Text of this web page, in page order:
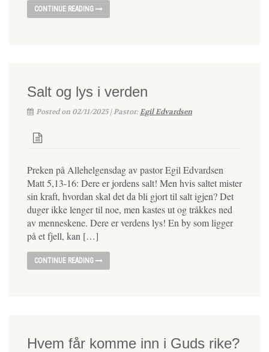
CONTINUE READING
Salt og lys i verden
Posted on 02/11/2025 | Pastor:Egil Edvardsen
Preken på Allehelgensdag av pastor Egil Edvardsen
Matt 5,13-16: Dere er jordens salt! Men hvis saltet mister
sin kraft, hvordan skal det da bli gjort til salt igjen? Det
duger ikke lenger til noe, men kastes ut og tråkkes ned
av menneskene. Dere er verdens lys! En by som ligger
på et fjell, kan […]
CONTINUE READING
Hvem får komme inn i Guds rike?